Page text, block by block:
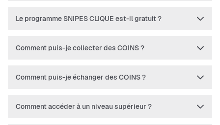
Le programme SNIPES CLIQUE est-il gratuit ?
Comment puis-je collecter des COINS ?
Comment puis-je échanger des COINS ?
Comment accéder à un niveau supérieur ?